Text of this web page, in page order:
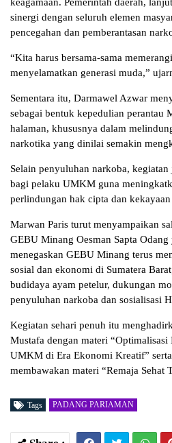
keagamaan. Pemerintah daerah,
sinergi dengan seluruh elemen
pencegahan dan pemberantasan
“Kita harus bersama-sama
menyelamatkan generasi muda,”
Sementara itu, Darmawel Azwar
sebagai bentuk kepedulian perantau
halaman, khususnya dalam
narkotika yang dinilai semakin
Selain penyuluhan narkoba,
bagi pelaku UMKM guna
perlindungan hak cipta dan
Marwan Paris turut menyampaikan
GEBU Minang Oesman Sapta
menegaskan GEBU Minang terus
sosial dan ekonomi di Sumatera
budidaya ayam petelur, dukungan
penyuluhan narkoba dan sosialisasi
Kegiatan sehari penuh itu
Mustafa dengan materi
UMKM di Era Ekonomi Kreatif”
membawakan materi “Remaja Sehat
Tags PADANG PARIAMAN